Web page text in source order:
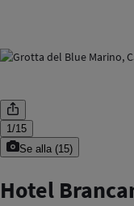
1/15
Se alla (15)
Hotel